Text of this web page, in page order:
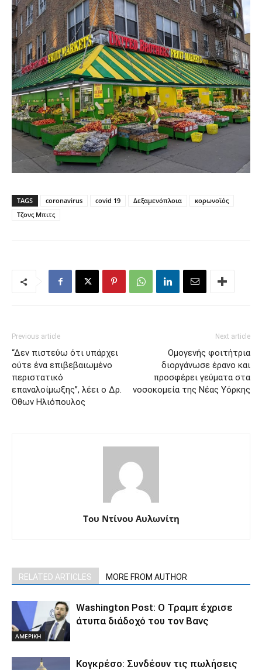
TAGS coronavirus covid 19 Δεξαμενόπλοια
κορωνοϊός
Τζονς Μπιτς
Previous article
“Δεν πιστεύω ότι υπάρχει
ούτε ένα επιβεβαιωμένο
περιστατικό
επαναλοίμωξης”, λέει ο Δρ.
Όθων Ηλιόπουλος
Next article
Ομογενής φοιτήτρια
διοργάνωσε έρανο και
προσφέρει γεύματα στα
νοσοκομεία της Νέας Υόρκης
Του Ντίνου Αυλωνίτη
RELATED ARTICLES MORE FROM AUTHOR
ΑΜΕΡΙΚΗ
Washington Post: Ο Τραμπ έχρισε
άτυπα διάδοχό του τον Βανς
Κογκρέσο: Συνδέουν τις πωλήσεις